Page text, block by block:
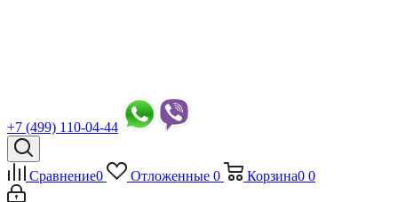
+7 (499) 110-04-44
Сравнение0 Отложенные 0 Корзина0 0